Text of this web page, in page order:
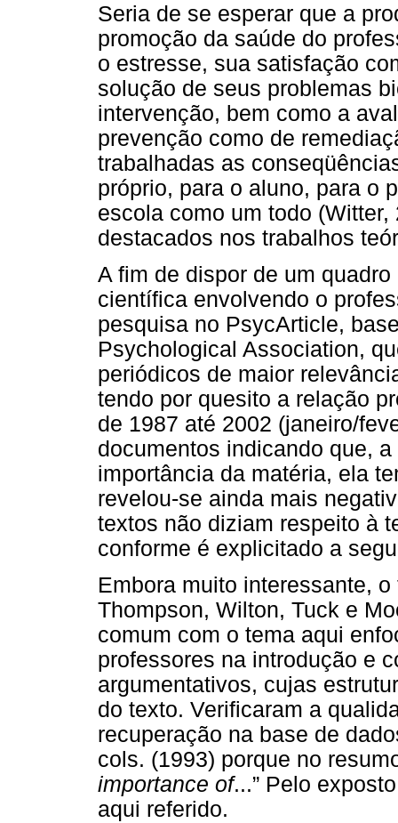
Seria de se esperar que a
promoção da saúde do
o estresse, sua satisfação
solução de seus problemas
intervenção, bem como a
prevenção como de
trabalhadas as
próprio, para o aluno, para o
escola como um todo
destacados nos trabalhos
A fim de dispor de um
científica envolvendo o
pesquisa no PsycArticle,
Psychological Association,
periódicos de maior
tendo por quesito a relação
de 1987 até 2002 (janeiro/
documentos indicando que,
importância da matéria, ela
revelou-se ainda mais
textos não diziam respeito à
conforme é explicitado a
Embora muito interessante,
Thompson, Wilton, Tuck e
comum com o tema aqui
professores na introdução e
argumentativos, cujas
do texto. Verificaram a
recuperação na base de
cols. (1993) porque no
importance of...” Pelo
aqui referido.